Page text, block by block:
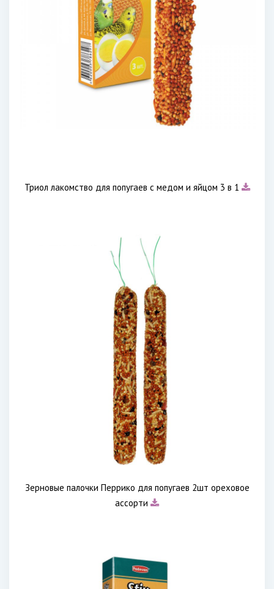
Триол лакомство для попугаев с медом и яйцом 3 в 1
Зерновые палочки Перрико для попугаев 2шт ореховое
ассорти